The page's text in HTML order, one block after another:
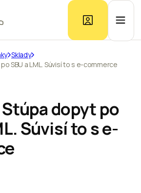
Ponuka kancelárií
Prieskum trhu
Kontakt
Sklady
SBU a LML. Súvisí to s e-commerce
dopyt po
Súvisí to s e-